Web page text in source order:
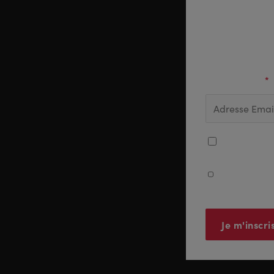
*